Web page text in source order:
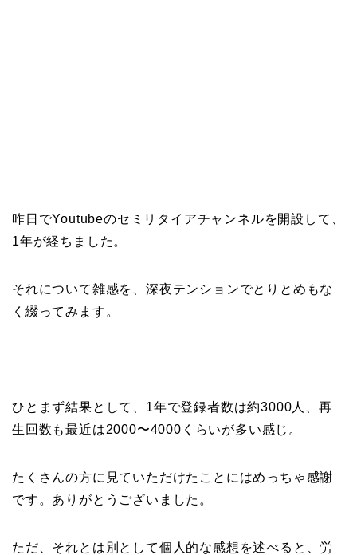
昨日でYoutubeのセミリタイアチャンネルを開設して、
1年が経ちました。
それについて雑感を、深夜テンションでとりとめもな
く綴ってみます。
ひとまず結果として、1年で登録者数は約3000人、再
生回数も最近は2000〜4000くらいが多い感じ。
たくさんの方に見ていただけたことにはめっちゃ感謝
です。ありがとうございました。
ただ、それとは別として個人的な感想を述べると、労